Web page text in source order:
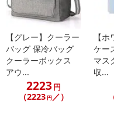
※dショッピングサンプル百
だいた後のご感想をいただ
禁じます。
転売等、目的以外での利用
止させていただきます。
【配送伝票番号について】
※こちらの商品については商
配送伝票番号がマイページ
【グレー】クーラー
バッグ 保冷バッグ
クーラーボックス
アウ...
2223円
（2223 円／）
【
ケー
マス
収...